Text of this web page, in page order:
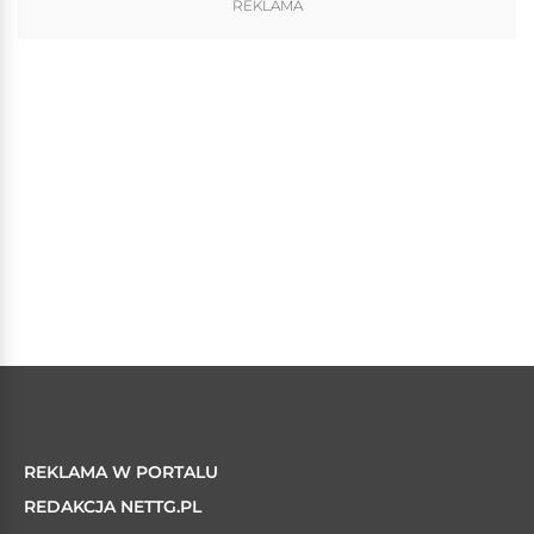
REKLAMA
REKLAMA W PORTALU
REDAKCJA NETTG.PL